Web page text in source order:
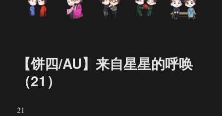
【饼四/AU】来自星星的呼唤
（21）
21